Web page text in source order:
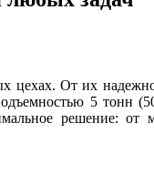
цехах. От их
5 тонн
решение: от